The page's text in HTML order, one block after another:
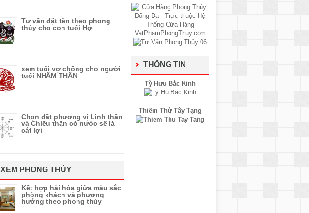
Tư vấn đặt tên theo phong
thủy cho con tuổi Hợi
xem tuổi vợ chồng cho người
tuổi NHÂM THÂN
Chọn đất phương vị Linh thần
và Chiếu thần có nước sẽ là
cát lợi
XEM PHONG THỦY
Kết hợp hài hòa giữa màu sắc
phòng khách và phương
hướng theo phong thủy
THÔNG TIN
Tỳ Hưu Bắc Kinh
Thiềm Thừ Tây Tạng